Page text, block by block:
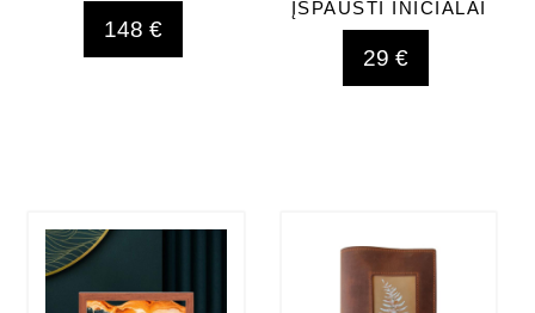
148 €
ĮSPAUSTI INICIALAI
29 €